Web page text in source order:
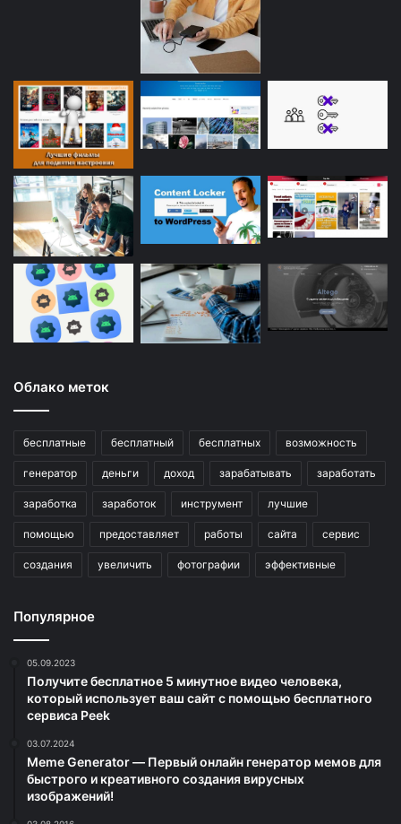
Облако меток
бесплатные бесплатный бесплатных возможность
генератор деньги доход зарабатывать заработать
заработка заработок инструмент лучшие
помощью предоставляет работы сайта сервис
создания увеличить фотографии эффективные
Популярное
05.09.2023
Получите бесплатное 5 минутное видео человека,
который использует ваш сайт с помощью бесплатного
сервиса Peek
03.07.2024
Meme Generator — Первый онлайн генератор мемов для
быстрого и креативного создания вирусных
изображений!